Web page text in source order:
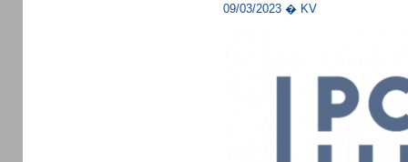
09/03/2023 � KV